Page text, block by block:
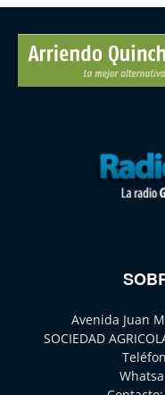
Avenida Juan
SOCIEDAD